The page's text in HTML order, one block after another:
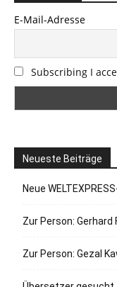
E-Mail-Adresse
Subscribing I
Neueste Beiträge
Neue
Zur Person: Gerhard
Zur Person: Gezal